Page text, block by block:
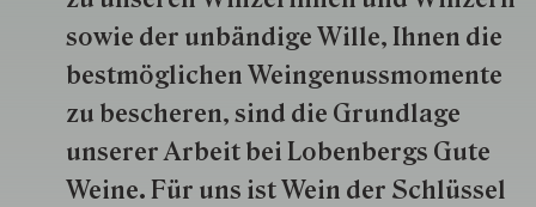
so­wie der un­bän­dige Wille, Ihnen die
best­mög­lich­en Wein­genuss­momente
zu besche­ren, sind die Grund­lage
unserer Arbeit bei Lobenbergs Gute
Weine. Für uns ist Wein der Schlüs­sel